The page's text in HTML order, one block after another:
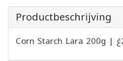
Productbeschrijving